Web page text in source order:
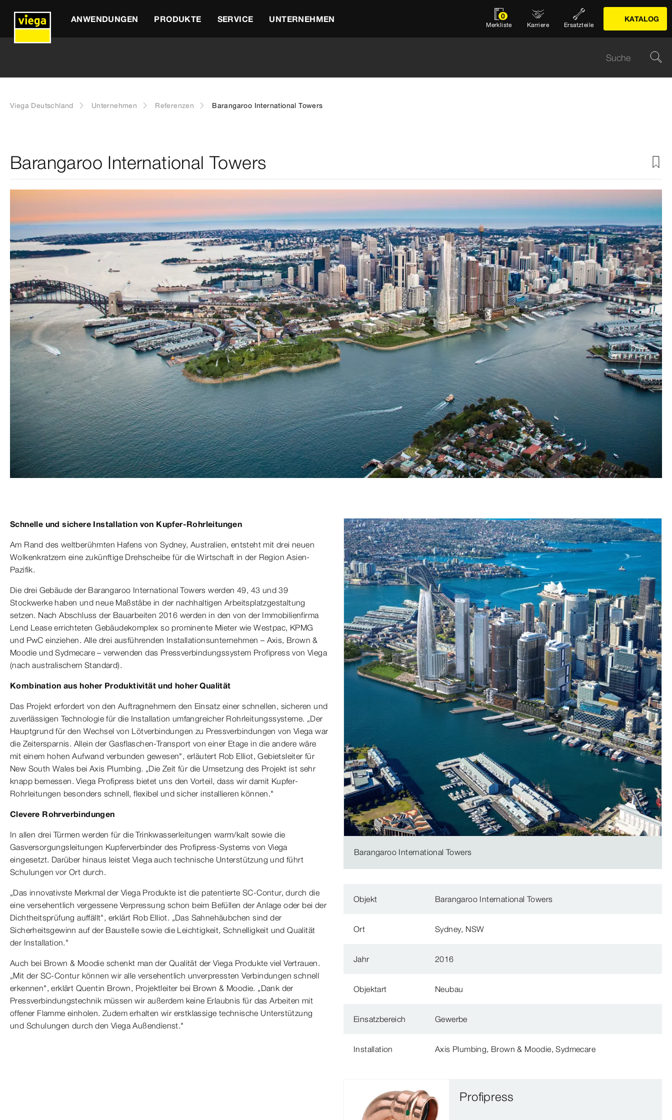
ANWENDUNGEN PRODUKTE SERVICE UNTERNEHMEN 0
Merkliste Karriere Ersatzteile
KATALOG
Viega Deutschland Unternehmen Referenzen Barangaroo International Towers
Barangaroo International Towers
Schnelle und sichere Installation von Kupfer-Rohrleitungen
Am Rand des weltberühmten Hafens von Sydney, Australien, entsteht mit drei neuen
Wolkenkratzern eine zukünftige Drehscheibe für die Wirtschaft in der Region Asien-
Pazifik.
Die drei Gebäude der Barangaroo International Towers werden 49, 43 und 39
Stockwerke haben und neue Maßstäbe in der nachhaltigen Arbeitsplatzgestaltung
setzen. Nach Abschluss der Bauarbeiten 2016 werden in den von der Immobilienfirma
Lend Lease errichteten Gebäudekomplex so prominente Mieter wie Westpac, KPMG
und PwC einziehen. Alle drei ausführenden Installationsunternehmen – Axis, Brown &
Moodie und Sydmecare – verwenden das Pressverbindungssystem Profipress von Viega
(nach australischem Standard).
Kombination aus hoher Produktivität und hoher Qualität
Das Projekt erfordert von den Auftragnehmern den Einsatz einer schnellen, sicheren und
zuverlässigen Technologie für die Installation umfangreicher Rohrleitungssysteme. „Der
Hauptgrund für den Wechsel von Lötverbindungen zu Pressverbindungen von Viega war
die Zeitersparnis. Allein der Gasflaschen-Transport von einer Etage in die andere wäre
mit einem hohen Aufwand verbunden gewesen", erläutert Rob Elliot, Gebietsleiter für
New South Wales bei Axis Plumbing. „Die Zeit für die Umsetzung des Projekt ist sehr
knapp bemessen. Viega Profipress bietet uns den Vorteil, dass wir damit Kupfer-
Rohrleitungen besonders schnell, flexibel und sicher installieren können."
Clevere Rohrverbindungen
In allen drei Türmen werden für die Trinkwasserleitungen warm/kalt sowie die
Gasversorgungsleitungen Kupferverbinder des Profipress-Systems von Viega
eingesetzt. Darüber hinaus leistet Viega auch technische Unterstützung und führt
Schulungen vor Ort durch.
„Das innovativste Merkmal der Viega Produkte ist die patentierte SC-Contur, durch die
eine versehentlich vergessene Verpressung schon beim Befüllen der Anlage oder bei der
Dichtheitsprüfung auffällt", erklärt Rob Elliot. „Das Sahnehäubchen sind der
Sicherheitsgewinn auf der Baustelle sowie die Leichtigkeit, Schnelligkeit und Qualität
der Installation."
Auch bei Brown & Moodie schenkt man der Qualität der Viega Produkte viel Vertrauen.
„Mit der SC-Contur können wir alle versehentlich unverpressten Verbindungen schnell
erkennen", erklärt Quentin Brown, Projektleiter bei Brown & Moodie. „Dank der
Pressverbindungstechnik müssen wir außerdem keine Erlaubnis für das Arbeiten mit
offener Flamme einholen. Zudem erhalten wir erstklassige technische Unterstützung
und Schulungen durch den Viega Außendienst."
Barangaroo International Towers
Objekt Barangaroo International Towers
Ort Sydney, NSW
Jahr 2016
Objektart Neubau
Einsatzbereich Gewerbe
Installation Axis Plumbing, Brown & Moodie, Sydmecare
Profipress